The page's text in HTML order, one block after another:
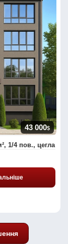
43 000$
1/4 пов., цегла